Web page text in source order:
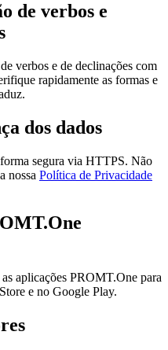
de verbos e
verbos e de declinações com
rapidamente as formas e
dos dados
segura via HTTPS. Não
nossa Política de Privacidade
aplicações PROMT.One para
e no Google Play.